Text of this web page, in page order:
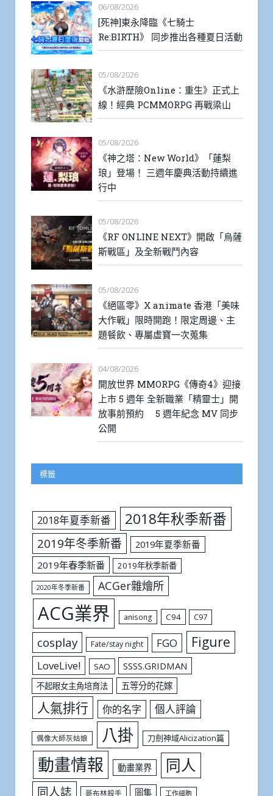
06/08/2026
[死神]東永降臨《七騎士
Re:BIRTH》 同步推出各種夏日活動
05/08/2026
《水滸歷險Online：重生》正式上
線！經典 PCMMORPG 再戰梁山
05/08/2026
《神之塔：New World》「蓮梨
琅」登場！ 三週年慶典活動持續進
行中
05/08/2026
《RF ONLINE NEXT》開啟「烏薩
斯戰區」及全新戰鬥內容
05/08/2026
《絕區零》X animate 香港「美味
大作戰」限時開跑！限定周邊、主
題餐飲、專屬虛寶一次蒐集
04/08/2026
開放世界 MMORPG《傳奇4》迎接
上市 5 週年 全新職業「精靈士」開
放事前預約 5 週年紀念 MV 同步
公開
標籤
2018年夏季新番 2018年秋季新番
2019年冬季新番
2019年夏季新番
2019年春季新番
2019年秋季新番
2020年冬季新番 ACGer雜燴所
ACG業界 anisong C94 C97
cosplay Fate/stay night FGO Figure
LoveLive! SAO SSSS.GRIDMAN
不起眼女主角培育法 五等分的花嫁
人氣排行 你的名字 個人評論
偶像大師灰姑娘 八掛 刀劍神域Alicization篇
動畫情報 動畫業界 同人
同人誌 哥布林殺手 圖集 工作細胞